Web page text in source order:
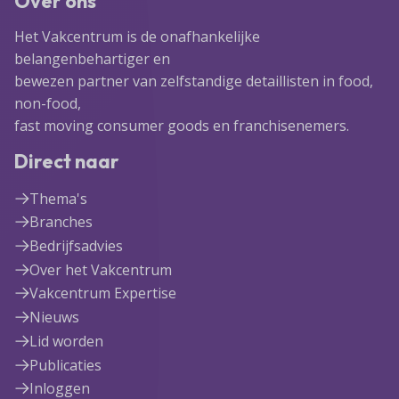
Het Vakcentrum is de onafhankelijke
belangenbehartiger en
bewezen partner van zelfstandige detaillisten in food,
non-food,
fast moving consumer goods en franchisenemers.
Direct naar
Thema's
Branches
Bedrijfsadvies
Over het Vakcentrum
Vakcentrum Expertise
Nieuws
Lid worden
Publicaties
Inloggen